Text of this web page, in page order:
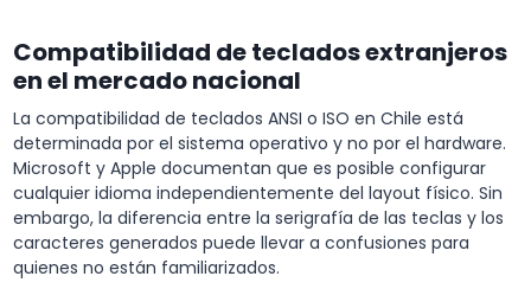
Compatibilidad de teclados extranjeros
en el mercado nacional
La compatibilidad de teclados ANSI o ISO en Chile está
determinada por el sistema operativo y no por el hardware.
Microsoft y Apple documentan que es posible configurar
cualquier idioma independientemente del layout físico. Sin
embargo, la diferencia entre la serigrafía de las teclas y los
caracteres generados puede llevar a confusiones para
quienes no están familiarizados.